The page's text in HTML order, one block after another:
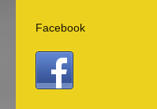
Facebook